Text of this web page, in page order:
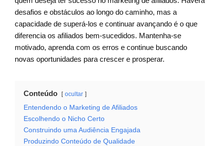
desafios e obstáculos ao longo do caminho, mas a
capacidade de superá-los e continuar avançando é o que
diferencia os afiliados bem-sucedidos. Mantenha-se
motivado, aprenda com os erros e continue buscando
novas oportunidades para crescer e prosperar.
Conteúdo ocultar
Entendendo o Marketing de Afiliados
Escolhendo o Nicho Certo
Construindo uma Audiência Engajada
Produzindo Conteúdo de Qualidade